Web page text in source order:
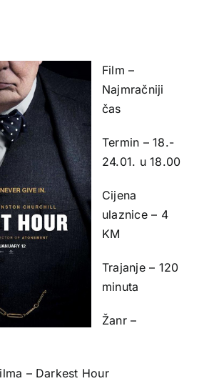
Film –
Najmračniji
čas
Termin – 18.-
24.01. u 18.00
Cijena
ulaznice – 4
KM
Trajanje – 120
minuta
Žanr –
– Darkest Hour